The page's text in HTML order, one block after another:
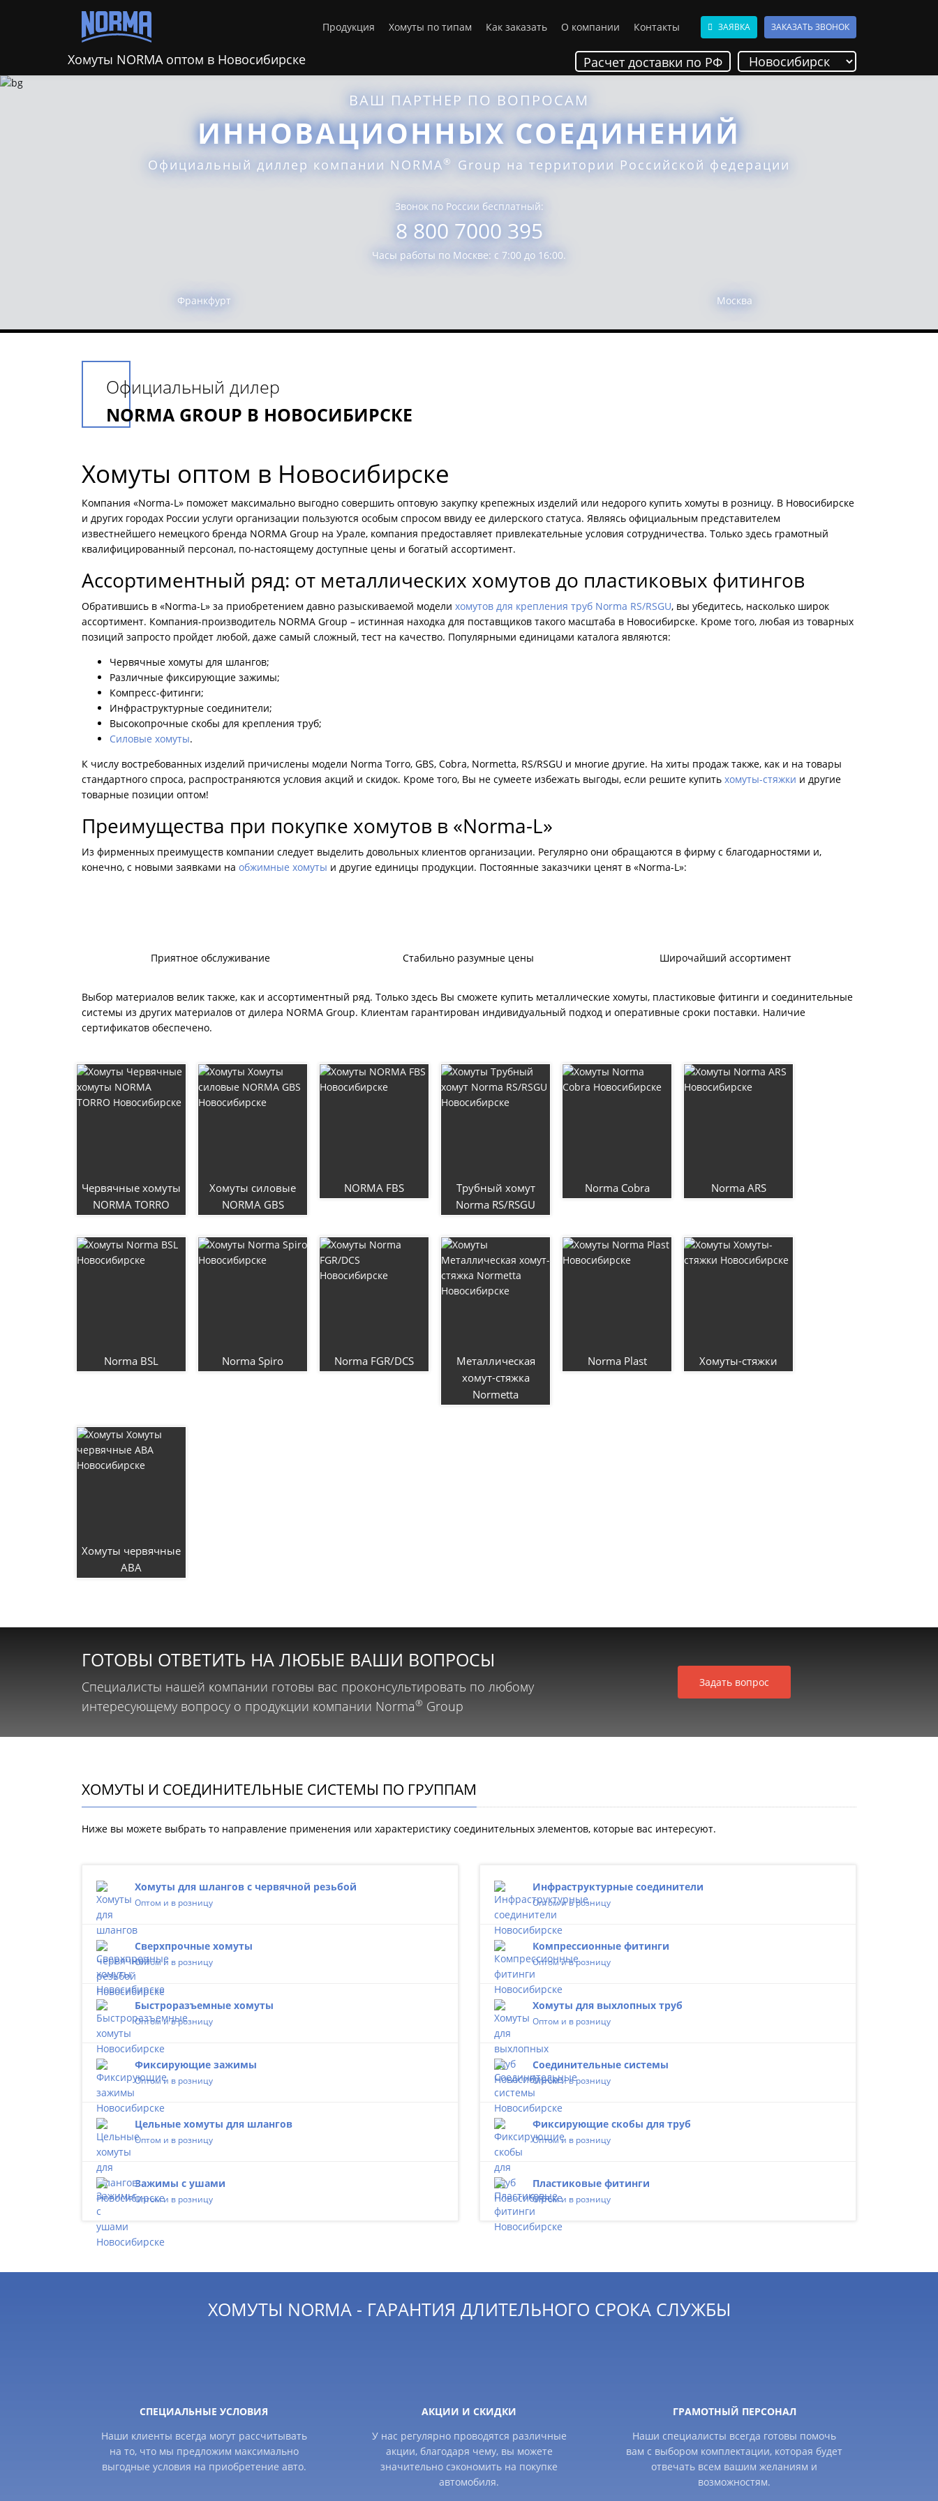
Хомуты NORMA оптом в Новосибирске
Продукция Хомуты по типам Как заказать О компании Контакты ЗАЯВКА ЗАКАЗАТЬ ЗВОНОК
Расчет доставки по РФ
ВАШ ПАРТНЕР ПО ВОПРОСАМ
ИННОВАЦИОННЫХ СОЕДИНЕНИЙ
Официальный диллер компании NORMA® Group на территории Российской федерации
Франкфурт
Звонок по России бесплатный:
8 800 7000 395
Часы работы по Москве: с 7:00 до 16:00.
Москва
Официальный дилер
NORMA GROUP В НОВОСИБИРСКЕ
Хомуты оптом в Новосибирске
Компания «Norma-L» поможет максимально выгодно совершить оптовую закупку крепежных изделий или недорого купить хомуты в розницу. В Новосибирске
и других городах России услуги организации пользуются особым спросом ввиду ее дилерского статуса. Являясь официальным представителем
известнейшего немецкого бренда NORMA Group на Урале, компания предоставляет привлекательные условия сотрудничества. Только здесь грамотный
квалифицированный персонал, по-настоящему доступные цены и богатый ассортимент.
Ассортиментный ряд: от металлических хомутов до пластиковых фитингов
Обратившись в «Norma-L» за приобретением давно разыскиваемой модели хомутов для крепления труб Norma RS/RSGU, вы убедитесь, насколько широк
ассортимент. Компания-производитель NORMA Group – истинная находка для поставщиков такого масштаба в Новосибирске. Кроме того, любая из товарных
позиций запросто пройдет любой, даже самый сложный, тест на качество. Популярными единицами каталога являются:
Червячные хомуты для шлангов;
Различные фиксирующие зажимы;
Компресс-фитинги;
Инфраструктурные соединители;
Высокопрочные скобы для крепления труб;
Силовые хомуты.
К числу востребованных изделий причислены модели Norma Torro, GBS, Cobra, Normetta, RS/RSGU и многие другие. На хиты продаж также, как и на товары
стандартного спроса, распространяются условия акций и скидок. Кроме того, Вы не сумеете избежать выгоды, если решите купить хомуты-стяжки и другие
товарные позиции оптом!
Преимущества при покупке хомутов в «Norma-L»
Из фирменных преимуществ компании следует выделить довольных клиентов организации. Регулярно они обращаются в фирму с благодарностями и,
конечно, с новыми заявками на обжимные хомуты и другие единицы продукции. Постоянные заказчики ценят в «Norma-L»:
Приятное обслуживание Стабильно разумные цены Широчайший ассортимент
Выбор материалов велик также, как и ассортиментный ряд. Только здесь Вы сможете купить металлические хомуты, пластиковые фитинги и соединительные
системы из других материалов от дилера NORMA Group. Клиентам гарантирован индивидуальный подход и оперативные сроки поставки. Наличие
сертификатов обеспечено.
Червячные хомуты
NORMA TORRO
Хомуты силовые
NORMA GBS
NORMA FBS
Трубный хомут
Norma RS/RSGU
Norma Cobra Norma ARS
Norma BSL Norma Spiro Norma FGR/DCS
Металлическая
хомут-стяжка
Normetta
Norma Plast Хомуты-стяжки
Хомуты червячные
ABA
ГОТОВЫ ОТВЕТИТЬ НА ЛЮБЫЕ ВАШИ ВОПРОСЫ
Специалисты нашей компании готовы вас проконсультировать по любому
интересующему вопросу о продукции компании Norma® Group
Задать вопрос
ХОМУТЫ И СОЕДИНИТЕЛЬНЫЕ СИСТЕМЫ ПО ГРУППАМ
Ниже вы можете выбрать то направление применения или характеристику соединительных элементов, которые вас интересуют.
Хомуты для шлангов с червячной резьбой
Оптом и в розницу
Сверхпрочные хомуты
Оптом и в розницу
Быстроразъемные хомуты
Оптом и в розницу
Фиксирующие зажимы
Оптом и в розницу
Цельные хомуты для шлангов
Оптом и в розницу
Зажимы с ушами
Оптом и в розницу
Инфраструктурные соединители
Оптом и в розницу
Компрессионные фитинги
Оптом и в розницу
Хомуты для выхлопных труб
Оптом и в розницу
Соединительные системы
Оптом и в розницу
Фиксирующие скобы для труб
Оптом и в розницу
Пластиковые фитинги
Оптом и в розницу
ХОМУТЫ NORMA - ГАРАНТИЯ ДЛИТЕЛЬНОГО СРОКА СЛУЖБЫ
СПЕЦИАЛЬНЫЕ УСЛОВИЯ
Наши клиенты всегда могут рассчитывать
на то, что мы предложим максимально
выгодные условия на приобретение авто.
АКЦИИ И СКИДКИ
У нас регулярно проводятся различные
акции, благодаря чему, вы можете
значительно сэкономить на покупке
автомобиля.
ГРАМОТНЫЙ ПЕРСОНАЛ
Наши специалисты всегда готовы помочь
вам с выбором комплектации, которая будет
отвечать всем вашим желаниям и
возможностям.